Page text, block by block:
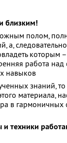
близким!
полом,
которым
работа над
навыков
знаний, то
материала,
в
и техники